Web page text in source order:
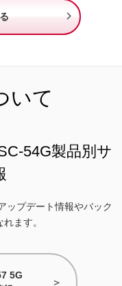

いて
54G製品別サ
ップデート情報やバック
ます。
5G